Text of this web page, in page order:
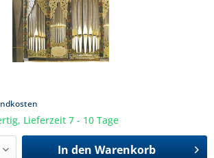
Lieferzeit 7 - 10 Tage
In den Warenkorb